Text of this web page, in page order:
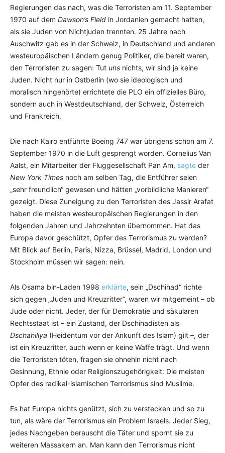
Regierungen das nach, was die Terroristen am 11. September
1970 auf dem Dawson’s Field in Jordanien gemacht hatten,
als sie Juden von Nichtjuden trennten. 25 Jahre nach
Auschwitz gab es in der Schweiz, in Deutschland und anderen
westeuropäischen Ländern genug Politiker, die bereit waren,
den Terroristen zu sagen: Tut uns nichts, wir sind ja keine
Juden. Nicht nur in Ostberlin (wo sie ideologisch und
moralisch hingehörte) errichtete die PLO ein offizielles Büro,
sondern auch in Westdeutschland, der Schweiz, Österreich
und Frankreich.
Die nach Kairo entführte Boeing 747 war übrigens schon am 7.
September 1970 in die Luft gesprengt worden. Cornelius Van
Aalst, ein Mitarbeiter der Fluggesellschaft Pan Am, sagte der
New York Times noch am selben Tag, die Entführer seien
„sehr freundlich“ gewesen und hätten „vorbildliche Manieren“
gezeigt. Diese Zuneigung zu den Terroristen des Jassir Arafat
haben die meisten westeuropäischen Regierungen in den
folgenden Jahren und Jahrzehnten übernommen. Hat das
Europa davor geschützt, Opfer des Terrorismus zu werden?
Mit Blick auf Berlin, Paris, Nizza, Brüssel, Madrid, London und
Stockholm müssen wir sagen: nein.
Als Osama bin-Laden 1998 erklärte, sein „Dschihad“ richte
sich gegen „Juden und Kreuzritter“, waren wir mitgemeint – ob
Jude oder nicht. Jeder, der für Demokratie und säkularen
Rechtsstaat ist – ein Zustand, der Dschihadisten als
Dschahiliya (Heidentum vor der Ankunft des Islam) gilt –, der
ist ein Kreuzritter, auch wenn er keine Waffe trägt. Und wenn
die Terroristen töten, fragen sie ohnehin nicht nach
Gesinnung, Ethnie oder Religionszugehörigkeit: Die meisten
Opfer des radikal-islamischen Terrorismus sind Muslime.
Es hat Europa nichts genützt, sich zu verstecken und so zu
tun, als wäre der Terrorismus ein Problem Israels. Jeder Sieg,
jedes Nachgeben berauscht die Täter und spornt sie zu
weiteren Massakern an. Man kann den Terrorismus nicht